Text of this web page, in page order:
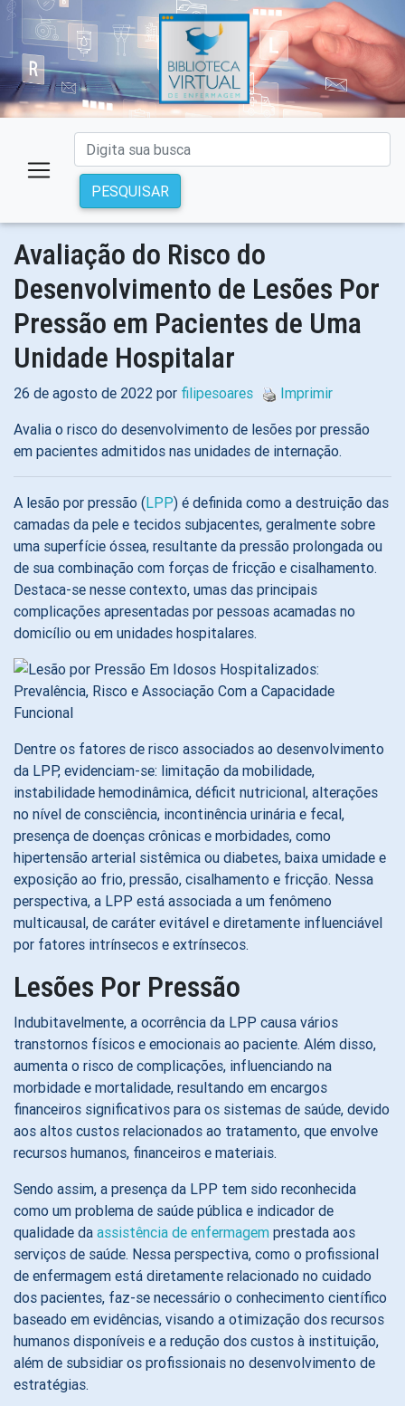
PESQUISAR
Avaliação do Risco do
Desenvolvimento de Lesões Por
Pressão em Pacientes de Uma
Unidade Hospitalar
26 de agosto de 2022 por filipesoares
Imprimir
Avalia o risco do desenvolvimento de lesões por pressão
em pacientes admitidos nas unidades de internação.
A lesão por pressão (LPP) é definida como a destruição das
camadas da pele e tecidos subjacentes, geralmente sobre
uma superfície óssea, resultante da pressão prolongada ou
de sua combinação com forças de fricção e cisalhamento.
Destaca-se nesse contexto, umas das principais
complicações apresentadas por pessoas acamadas no
domicílio ou em unidades hospitalares.
Dentre os fatores de risco associados ao desenvolvimento
da LPP, evidenciam-se: limitação da mobilidade,
instabilidade hemodinâmica, déficit nutricional, alterações
no nível de consciência, incontinência urinária e fecal,
presença de doenças crônicas e morbidades, como
hipertensão arterial sistêmica ou diabetes, baixa umidade e
exposição ao frio, pressão, cisalhamento e fricção. Nessa
perspectiva, a LPP está associada a um fenômeno
multicausal, de caráter evitável e diretamente influenciável
por fatores intrínsecos e extrínsecos.
Lesões Por Pressão
Indubitavelmente, a ocorrência da LPP causa vários
transtornos físicos e emocionais ao paciente. Além disso,
aumenta o risco de complicações, influenciando na
morbidade e mortalidade, resultando em encargos
financeiros significativos para os sistemas de saúde, devido
aos altos custos relacionados ao tratamento, que envolve
recursos humanos, financeiros e materiais.
Sendo assim, a presença da LPP tem sido reconhecida
como um problema de saúde pública e indicador de
qualidade da assistência de enfermagem prestada aos
serviços de saúde. Nessa perspectiva, como o profissional
de enfermagem está diretamente relacionado no cuidado
dos pacientes, faz-se necessário o conhecimento científico
baseado em evidências, visando a otimização dos recursos
humanos disponíveis e a redução dos custos à instituição,
além de subsidiar os profissionais no desenvolvimento de
estratégias.